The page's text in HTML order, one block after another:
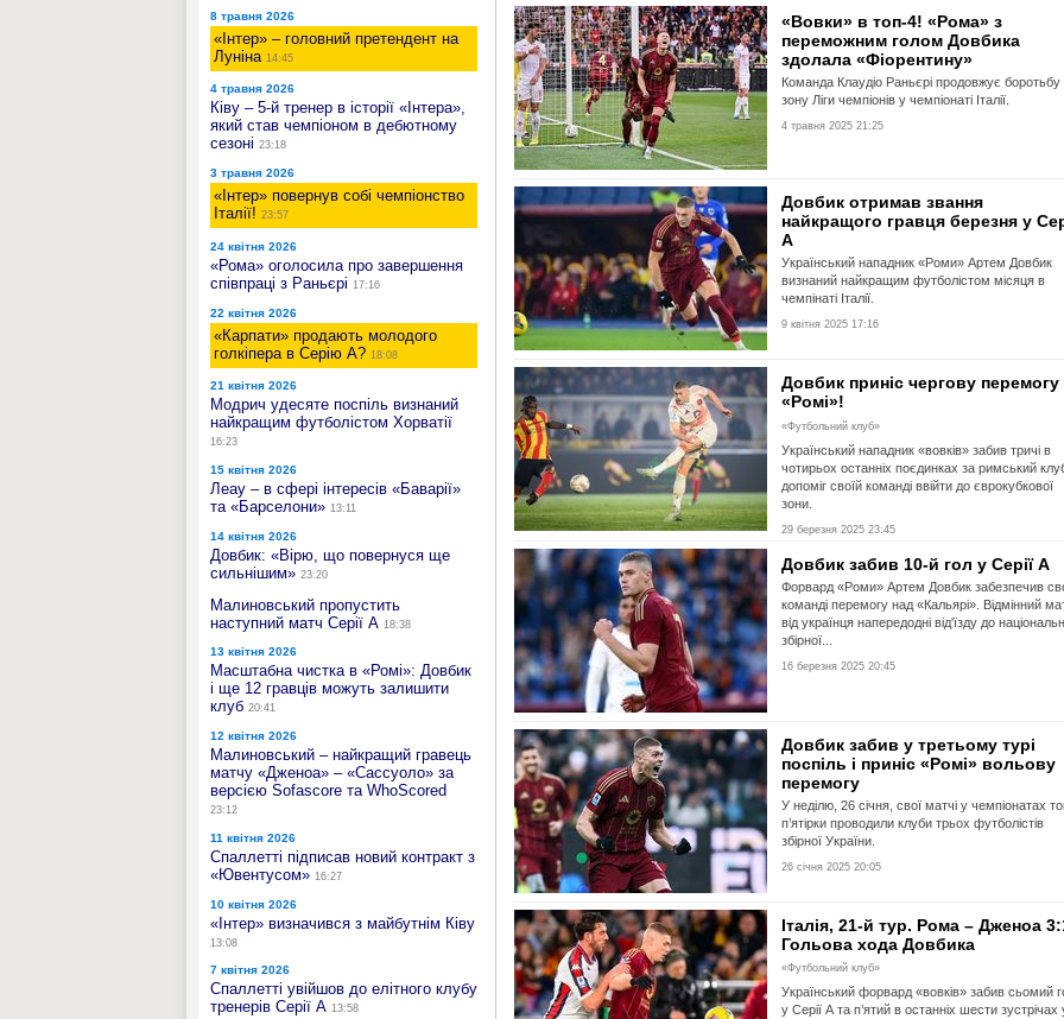
8 травня 2026
«Інтер» – головний претендент на
Луніна 14:45
4 травня 2026
Ківу – 5-й тренер в історії «Інтера»,
який став чемпіоном в дебютному
сезоні 23:18
3 травня 2026
«Інтер» повернув собі чемпіонство
Італії! 23:57
24 квітня 2026
«Рома» оголосила про завершення
співпраці з Раньєрі 17:16
22 квітня 2026
«Карпати» продають молодого
голкіпера в Серію А? 18:08
21 квітня 2026
Модрич удесяте поспіль визнаний
найкращим футболістом Хорватії
16:23
15 квітня 2026
Леау – в сфері інтересів «Баварії»
та «Барселони» 13:11
14 квітня 2026
Довбик: «Вірю, що повернуся ще
сильнішим» 23:20
Малиновський пропустить
наступний матч Серії А 18:38
13 квітня 2026
Масштабна чистка в «Ромі»: Довбик
і ще 12 гравців можуть залишити
клуб 20:41
12 квітня 2026
Малиновський – найкращий гравець
матчу «Дженоа» – «Сассуоло» за
версією Sofascore та WhoScored
23:12
11 квітня 2026
Спаллетті підписав новий контракт з
«Ювентусом» 16:27
10 квітня 2026
«Інтер» визначився з майбутнім Ківу
13:08
7 квітня 2026
Спаллетті увійшов до елітного клубу
тренерів Серії А 13:58
«Вовки» в топ-4! «Рома» з
переможним голом Довбика
здолала «Фіорентину»
Команда Клаудіо Раньєрі продовжує боротьбу
зону Ліги чемпіонів у чемпіонаті Італії.
4 травня 2025 21:25
Довбик отримав звання
найкращого гравця березня у
А
Український нападник «Роми» Артем Довбик
визнаний найкращим футболістом місяця в
чемпінаті Італії.
9 квітня 2025 17:16
Довбик приніс чергову перемогу
«Ромі»!
«Футбольний клуб»
Український нападник «вовків» забив тричі в
чотирьох останніх поєдинках за римський
допоміг своїй команді ввійти до єврокубкової
зони.
29 березня 2025 23:45
Довбик забив 10-й гол у Серії А
Форвард «Роми» Артем Довбик забезпечив
команді перемогу над «Кальярі». Відмінний
від українця напередодні від'їзду до
збірної...
16 березня 2025 20:45
Довбик забив у третьому турі
поспіль і приніс «Ромі» вольову
перемогу
У неділю, 26 січня, свої матчі у чемпіонатах
п’ятірки проводили клуби трьох футболістів
збірної України.
26 січня 2025 20:05
Італія, 21-й тур. Рома – Дженоа
Гольова хода Довбика
«Футбольний клуб»
Український форвард «вовків» забив сьомий
у Серії А та п’ятий в останніх шести зустрічах